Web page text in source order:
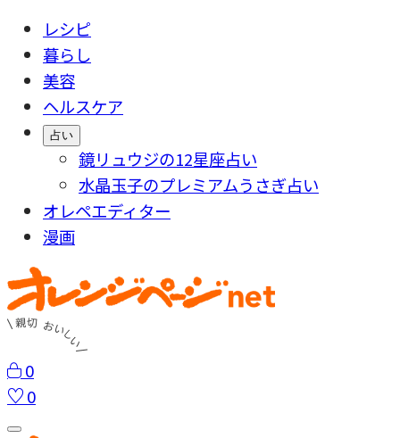
レシピ
暮らし
美容
ヘルスケア
占い
鏡リュウジの12星座占い
水晶玉子のプレミアムうさぎ占い
オレペエディター
漫画
0
0